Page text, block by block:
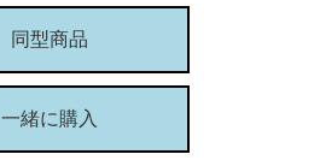
同型商品
一緒に購入